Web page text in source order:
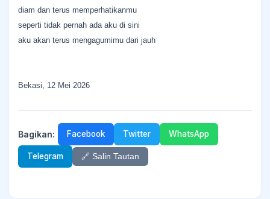
diam dan terus memperhatikanmu
seperti tidak pernah ada aku di sini
aku akan terus mengagumimu dari jauh
Bekasi, 12 Mei 2026
Bagikan: Facebook Twitter WhatsApp
Telegram 🔗 Salin Tautan